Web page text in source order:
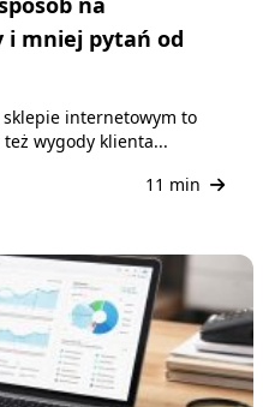
i mniej pytań od
internetowym to
wygody klienta...
11 min